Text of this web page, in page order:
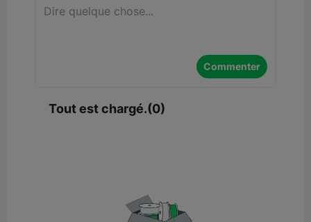
Commenter
Tout est chargé.(0)